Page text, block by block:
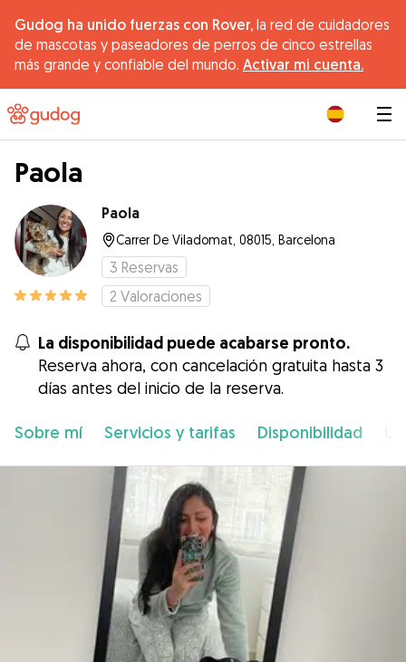
Gudog ha unido fuerzas con Rover, la red de cuidadores
de mascotas y paseadores de perros de cinco estrellas
más grande y confiable del mundo. Activar mi cuenta.
Paola
Paola
Carrer De Viladomat, 08015, Barcelona
3 Reservas
2 Valoraciones
La disponibilidad puede acabarse pronto.
Reserva ahora, con cancelación gratuita hasta 3
días antes del inicio de la reserva.
Sobre mí Servicios y tarifas Disponibilidad